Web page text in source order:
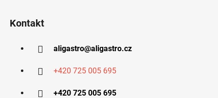
Kontakt
aligastro@aligastro.cz
+420 725 005 695
+420 725 005 695